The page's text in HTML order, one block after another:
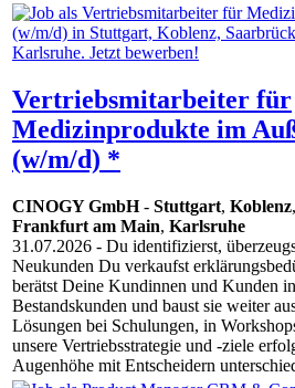
Vertriebsmitarbeiter für
Medizinprodukte im
(w/m/d) *
CINOGY GmbH- Stuttgart, Koblenz,
Frankfurt am Main, Karlsruhe
31.07.2026 - Du identifizierst,
Neukunden Du verkaufst
berätst Deine Kundinnen und Kunden
Bestandskunden und baust sie weiter
Lösungen bei Schulungen, in
unsere Vertriebsstrategie und -ziele
Augenhöhe mit Entscheidern